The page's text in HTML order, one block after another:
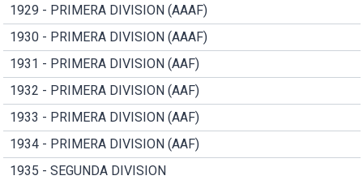
1929 - PRIMERA DIVISION (AAAF)
1930 - PRIMERA DIVISION (AAAF)
1931 - PRIMERA DIVISION (AAF)
1932 - PRIMERA DIVISION (AAF)
1933 - PRIMERA DIVISION (AAF)
1934 - PRIMERA DIVISION (AAF)
1935 - SEGUNDA DIVISION